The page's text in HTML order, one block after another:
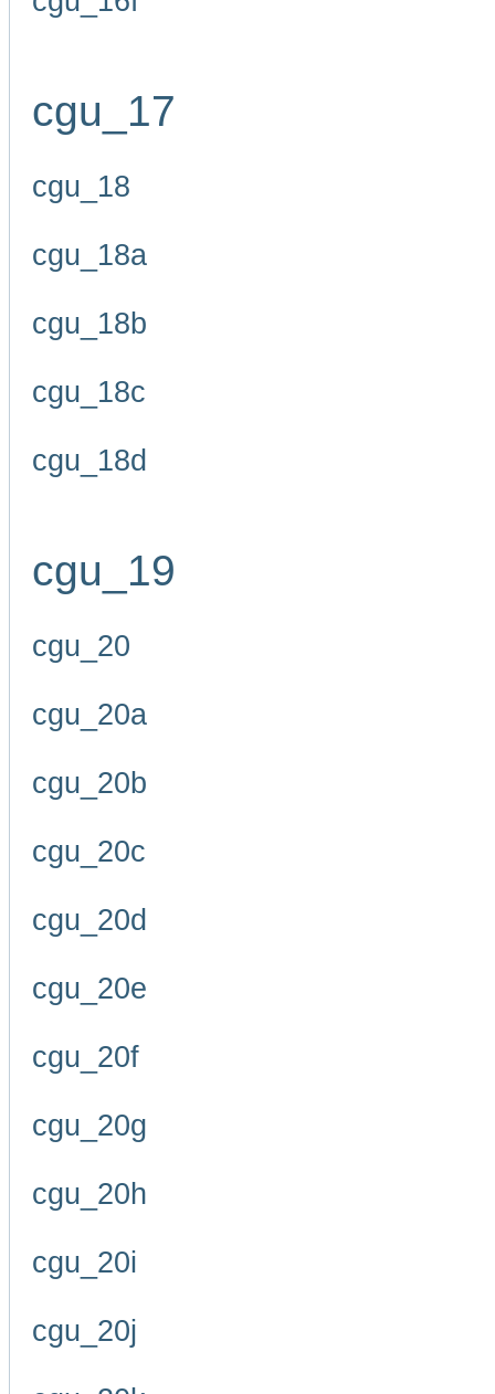
cgu_17
cgu_18
cgu_18a
cgu_18b
cgu_18c
cgu_18d
cgu_19
cgu_20
cgu_20a
cgu_20b
cgu_20c
cgu_20d
cgu_20e
cgu_20f
cgu_20g
cgu_20h
cgu_20i
cgu_20j